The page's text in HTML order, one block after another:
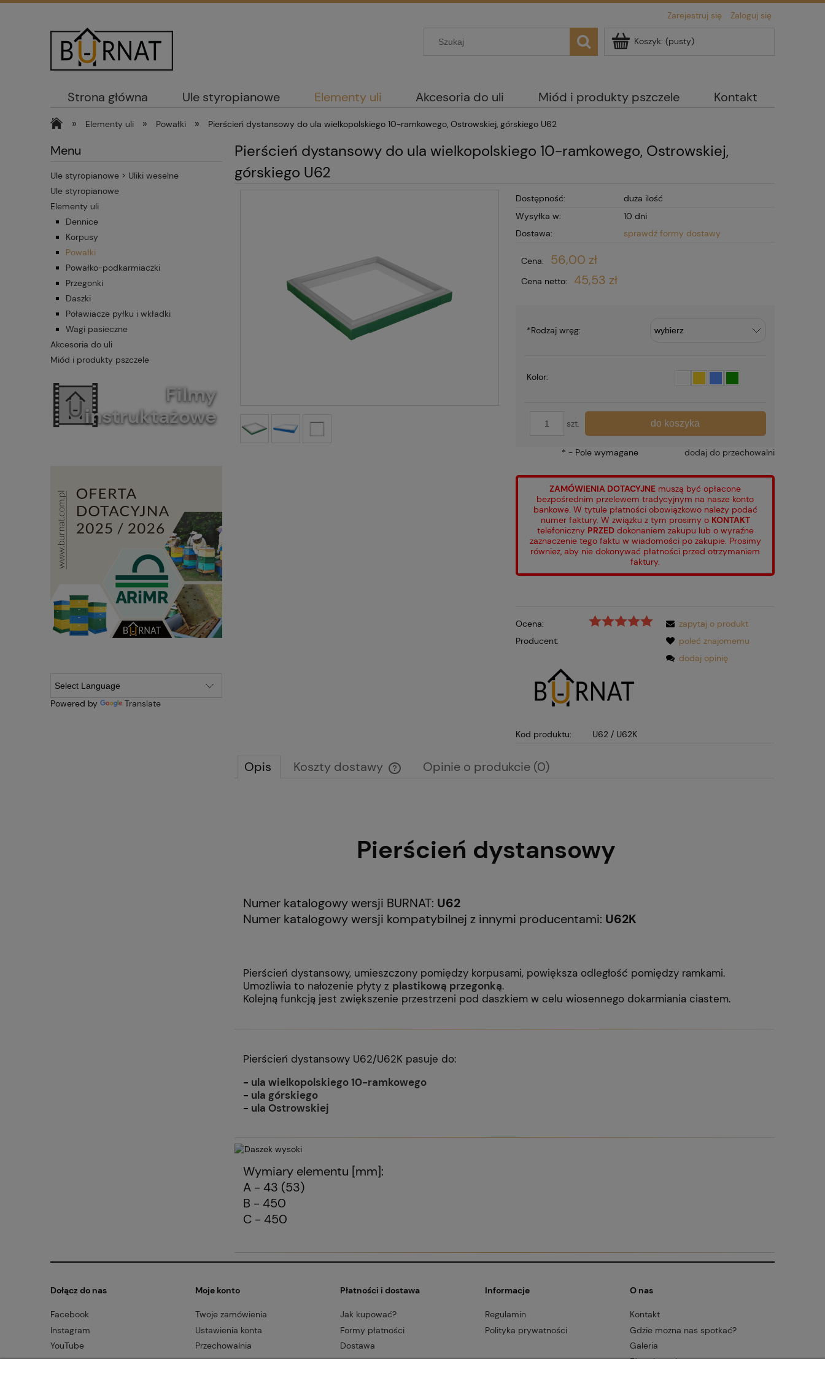
Zarejestruj się Zaloguj się
Koszyk: (pusty)
Strona główna Ule styropianowe Elementy uli Akcesoria do uli Miód i produkty pszczele Kontakt
» Elementy uli » Powałki » Pierścień dystansowy do ula wielkopolskiego 10-ramkowego, Ostrowskiej, górskiego U62
Menu
Ule styropianowe > Uliki weselne
Ule styropianowe
Elementy uli
Dennice
Korpusy
Powałki
Powałko-podkarmiaczki
Przegonki
Daszki
Poławiacze pyłku i wkładki
Wagi pasieczne
Akcesoria do uli
Miód i produkty pszczele
Filmy
instruktażowe
Powered by Translate
Pierścień dystansowy do ula wielkopolskiego 10-ramkowego, Ostrowskiej,
górskiego U62
Dostępność:
duża ilość
Wysyłka w:
10 dni
Dostawa:
sprawdź formy dostawy
Cena: 56,00 zł
Cena netto: 45,53 zł
*Rodzaj wręg:
Kolor:
szt. do koszyka
dodaj do przechowalni
* - Pole wymagane
ZAMÓWIENIA DOTACYJNE muszą być opłacone
bezpośrednim przelewem tradycyjnym na nasze konto
bankowe. W tytule płatności obowiązkowo należy podać
numer faktury. W związku z tym prosimy o KONTAKT
telefoniczny PRZEDdokonaniem zakupu lub o wyraźne
zaznaczenie tego faktu w wiadomości po zakupie. Prosimy
również, aby nie dokonywać płatności przed otrzymaniem
faktury.
Ocena:
Producent:
Kod produktu: U62 / U62K
zapytaj o produkt
poleć znajomemu
dodaj opinię
Opis Koszty dostawy Opinie o produkcie (0)
Pierścień dystansowy
Numer katalogowy wersji BURNAT: U62
Numer katalogowy wersji kompatybilnej z innymi producentami: U62K
Pierścień dystansowy, umieszczony pomiędzy korpusami, powiększa odległość pomiędzy ramkami.
Umożliwia to nałożenie płyty z plastikową przegonką.
Kolejną funkcją jest zwiększenie przestrzeni pod daszkiem w celu wiosennego dokarmiania ciastem.
Pierścień dystansowy U62/U62K pasuje do:
- ula wielkopolskiego 10-ramkowego
- ula górskiego
- ula Ostrowskiej
Wymiary elementu [mm]:
A - 43 (53)
B - 450
C - 450
Dołącz do nas
Facebook
Instagram
YouTube
Moje konto
Twoje zamówienia
Ustawienia konta
Przechowalnia
Płatności i dostawa
Jak kupować?
Formy płatności
Dostawa
Informacje
Regulamin
Polityka prywatności
O nas
Kontakt
Gdzie można nas spotkać?
Galeria
Filmy instruktażowe